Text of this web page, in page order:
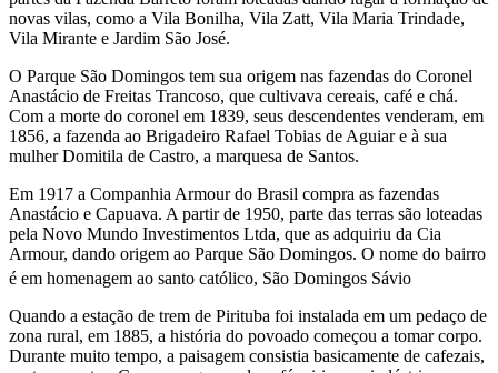
novas vilas, como a Vila Bonilha, Vila Zatt, Vila Maria Trindade,
Vila Mirante e Jardim São José.
O Parque São Domingos tem sua origem nas fazendas do Coronel
Anastácio de Freitas Trancoso, que cultivava cereais, café e chá.
Com a morte do coronel em 1839, seus descendentes venderam, em
1856, a fazenda ao Brigadeiro Rafael Tobias de Aguiar e à sua
mulher Domitila de Castro, a marquesa de Santos.
Em 1917 a Companhia Armour do Brasil compra as fazendas
Anastácio e Capuava. A partir de 1950, parte das terras são loteadas
pela Novo Mundo Investimentos Ltda, que as adquiriu da Cia
Armour, dando origem ao Parque São Domingos. O nome do bairro
é em homenagem ao santo católico, São Domingos Sávio
Quando a estação de trem de Pirituba foi instalada em um pedaço de
zona rural, em 1885, a história do povoado começou a tomar corpo.
Durante muito tempo, a paisagem consistia basicamente de cafezais,